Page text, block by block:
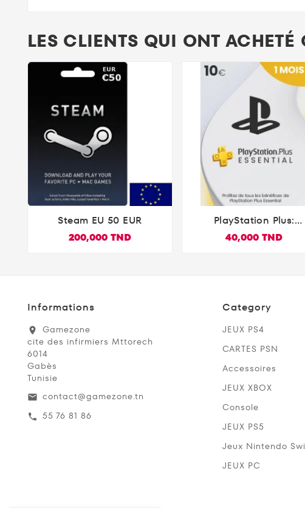
LES CLIENTS QUI ONT

Steam EU 50 EUR
200,000 TND

PlayStation Plus:
Abonnement De 1 Mois
Code Jeu PSN PS4 PS5
40,000 TND
Informations
location_on
Gamezone
cite des infirmiers Mttorech
6014
Gabès
Tunisie
email contact@gamezone.tn
call 55 76 81 86
Category
JEUX PS4
CARTES PSN
Accessoires
JEUX XBOX
Console
JEUX PS5
Jeux Nintendo
JEUX PC